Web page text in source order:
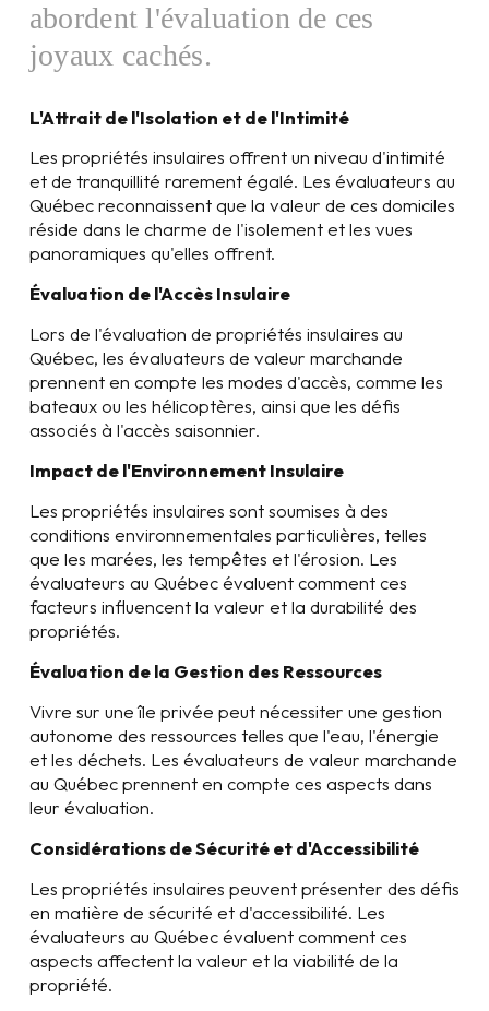
abordent l'évaluation de ces
joyaux cachés.
L'Attrait de l'Isolation et de l'Intimité
Les propriétés insulaires offrent un niveau d'intimité
et de tranquillité rarement égalé. Les évaluateurs au
Québec reconnaissent que la valeur de ces domiciles
réside dans le charme de l'isolement et les vues
panoramiques qu'elles offrent.
Évaluation de l'Accès Insulaire
Lors de l'évaluation de propriétés insulaires au
Québec, les évaluateurs de valeur marchande
prennent en compte les modes d'accès, comme les
bateaux ou les hélicoptères, ainsi que les défis
associés à l'accès saisonnier.
Impact de l'Environnement Insulaire
Les propriétés insulaires sont soumises à des
conditions environnementales particulières, telles
que les marées, les tempêtes et l'érosion. Les
évaluateurs au Québec évaluent comment ces
facteurs influencent la valeur et la durabilité des
propriétés.
Évaluation de la Gestion des Ressources
Vivre sur une île privée peut nécessiter une gestion
autonome des ressources telles que l'eau, l'énergie
et les déchets. Les évaluateurs de valeur marchande
au Québec prennent en compte ces aspects dans
leur évaluation.
Considérations de Sécurité et d'Accessibilité
Les propriétés insulaires peuvent présenter des défis
en matière de sécurité et d'accessibilité. Les
évaluateurs au Québec évaluent comment ces
aspects affectent la valeur et la viabilité de la
propriété.